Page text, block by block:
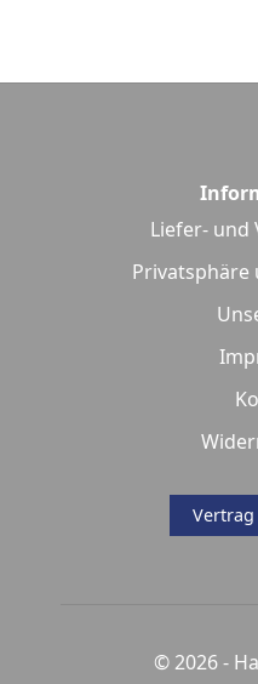
Liefer- und
Privatsphäre
© 2026 -